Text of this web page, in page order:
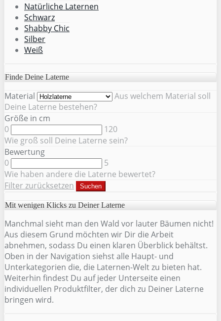
Natürliche Laternen
Schwarz
Shabby Chic
Silber
Weiß
Finde Deine Laterne
Material
Aus welchem Material soll
Deine Laterne bestehen?
Größe in cm
0
120
Wie groß soll Deine Laterne sein?
Bewertung
0
5
Wie haben andere die Laterne bewertet?
Filter zurücksetzen
Suchen
Mit wenigen Klicks zu Deiner Laterne
Manchmal sieht man den Wald vor lauter Bäumen nicht!
Aus diesem Grund möchten wir Dir die Arbeit
abnehmen, sodass Du einen klaren Überblick behältst.
Oben in der Navigation siehst alle Haupt- und
Unterkategorien die, die Laternen-Welt zu bieten hat.
Weiterhin findest Du auf jeder Unterseite einen
individuellen Produktfilter, der dich zu Deiner Laterne
bringen wird.